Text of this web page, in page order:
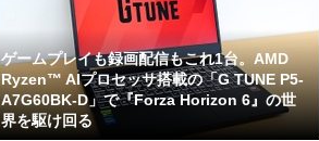
ゲームプレイも録画配信もこれ1台。AMD
Ryzen™ AIプロセッサ搭載の「G TUNE P5-
A7G60BK-D」で『Forza Horizon 6』の世
界を駆け回る